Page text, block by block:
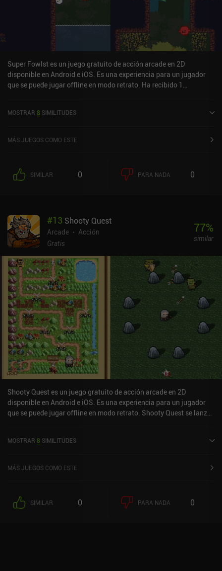
Super Fowlst es un juego gratuito de acción arcade en 2D
disponible en Android e iOS. Es una experiencia para un jugador
que se puede jugar offline en modo retrato. Ha recibido 1
sobre 5,0 en Google Play y de 4,5 sobre 5,0 en la App Store de iOS.
MOSTRAR 8 SIMILITUDES
MÁS JUEGOS COMO ESTE
SIMILAR 0 PARA NADA 0
#13 Shooty Quest
Arcade
Acción
Gratis
77%
similar
Shooty Quest es un juego gratuito de acción arcade en 2D
disponible en Android e iOS. Es una experiencia para un jugador
que se puede jugar offline en modo retrato. Shooty Quest se lanzó
MOSTRAR 8 SIMILITUDES
MÁS JUEGOS COMO ESTE
SIMILAR 0 PARA NADA 0